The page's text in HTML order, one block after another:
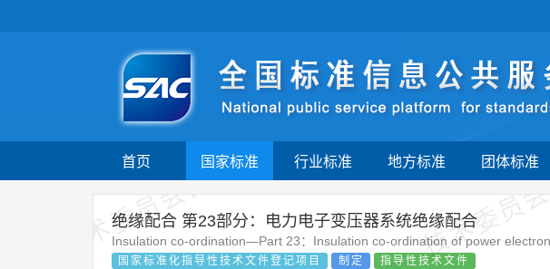
首页 国家标准 行业标准 地方标准 团体标准
技术委员会自行登记项目 技术委
绝缘配合 第23部分：电力电子变压器系统绝缘配合
Insulation co-ordination—Part 23：Insulation co-ordination of power
国家标准化指导性技术文件登记项目 制定 指导性技术文件